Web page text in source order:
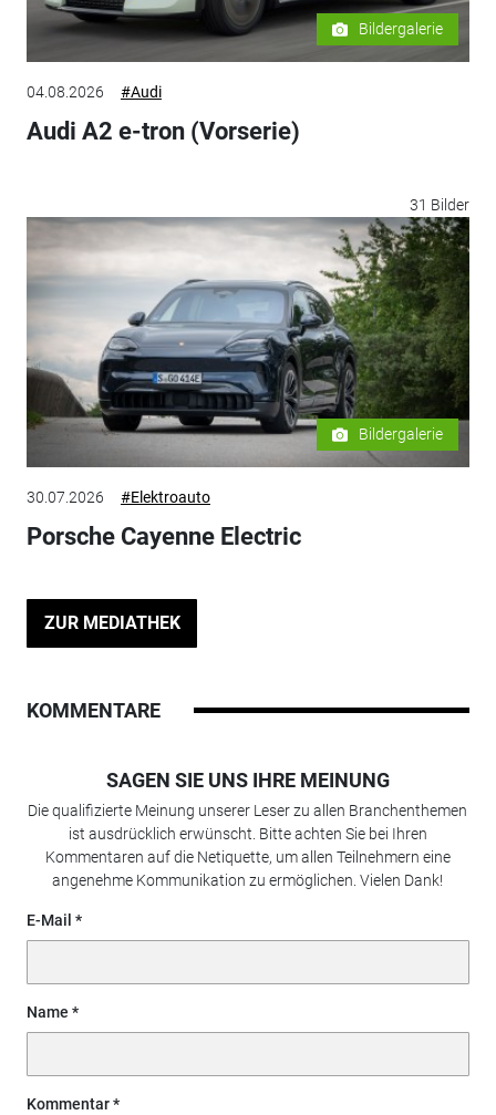
Bildergalerie
04.08.2026 #Audi
Audi A2 e-tron (Vorserie)
31 Bilder
Bildergalerie
30.07.2026 #Elektroauto
Porsche Cayenne Electric
ZUR MEDIATHEK
KOMMENTARE
SAGEN SIE UNS IHRE MEINUNG
Die qualifizierte Meinung unserer Leser zu allen Branchenthemen
ist ausdrücklich erwünscht. Bitte achten Sie bei Ihren
Kommentaren auf die Netiquette, um allen Teilnehmern eine
angenehme Kommunikation zu ermöglichen. Vielen Dank!
E-Mail
Name
Kommentar